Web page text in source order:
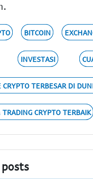
BITCOIN
INVESTASI
CRYPTO TERBESAR DI
TRADING CRYPTO TERBAIK